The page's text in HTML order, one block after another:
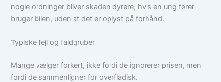
nogle ordninger bliver skaden dyrere, hvis en ung fører
bruger bilen, uden at det er oplyst på forhånd.
Typiske fejl og faldgruber
Mange vælger forkert, ikke fordi de ignorerer prisen, men
fordi de sammenligner for overfladisk.